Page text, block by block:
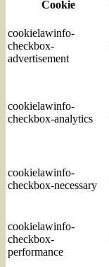
Cookie
cookielawinfo-
checkbox-
advertisement
cookielawinfo-
checkbox-analytics
cookielawinfo-
checkbox-necessary
cookielawinfo-
checkbox-
performance